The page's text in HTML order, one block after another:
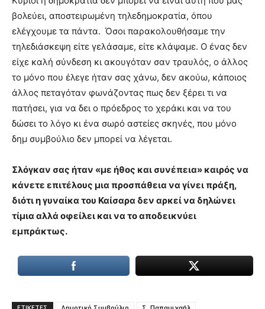
βολεύει, αποστειρωμένη τηλεδημοκρατία, όπου
ελέγχουμε τα πάντα. Όσοι παρακολουθήσαμε την
τηλεδιάσκεψη είτε γελάσαμε, είτε κλάψαμε. Ο ένας δεν
είχε καλή σύνδεση κι ακουγόταν σαν τραυλός, ο άλλος
το μόνο που έλεγε ήταν σας χάνω, δεν ακούω, κάποιος
άλλος πεταγόταν φωνάζοντας πως δεν ξέρει τι να
πατήσει, για να δει ο πρόεδρος το χεράκι και να του
δώσει το λόγο κι ένα σωρό αστείες σκηνές, που μόνο
δημ συμβούλιο δεν μπορεί να λέγεται.
Σλόγκαν σας ήταν «με ήθος και συνέπεια» καιρός να
κάνετε επιτέλους μια προσπάθεια να γίνει πράξη,
διότι η γυναίκα του Καίσαρα δεν αρκεί να δηλώνει
τίμια αλλά οφείλει και να το αποδεικνύει
εμπράκτως.